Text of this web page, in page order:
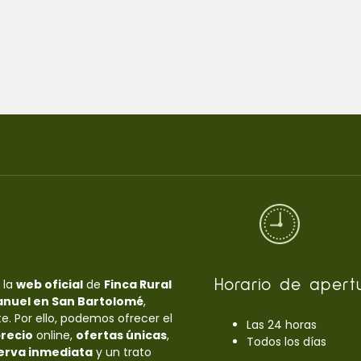
la web oficialde Finca Rural
en San Bartolomé,
Por ello, podemos ofrecer el
online, ofertas únicas,
inmediatay un trato
Horario de
Las 24 horas
Todos los días